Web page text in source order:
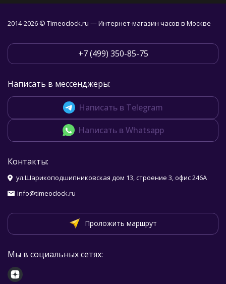
2014-2026 © Timeoclock.ru — Интернет-магазин часов в Москве
+7 (499) 350-85-75
Написать в мессенджеры:
Написать в Telegram
Написать в Whatsapp
Контакты:
ул.Шарикоподшипниковская дом 13, строение 3, офис 246А
info@timeoclock.ru
Проложить маршрут
Мы в социальных сетях: